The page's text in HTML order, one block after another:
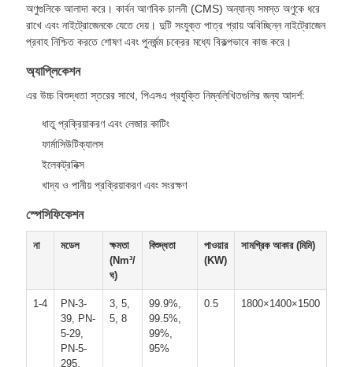
অণুগুলিকে আলাদা করে। কার্বন আণবিক চালনী (CMS) অন্যান্য সমস্ত অণুকে ধরে
রাখে এবং নাইট্রোজেনকে যেতে দেয়। দুটি সংযুক্ত পাত্র প্রায় অবিচ্ছিন্ন নাইট্রোজেন
প্রবাহ নিশ্চিত করতে শোষণ এবং পুনর্জন্ম চক্রের মধ্যে বিকল্পভাবে কাজ করে।
অ্যাপ্লিকেশন
এর উচ্চ বিশুদ্ধতা স্তরের সাথে, পিএসএ প্রযুক্তি নিম্নলিখিতগুলির জন্য আদর্শ:
ধাতু প্রক্রিয়াকরণ এবং লেজার কাটিং
ফার্মাসিউটিক্যালস
ইলেকট্রনিক্স
খাদ্য ও পানীয় প্রক্রিয়াকরণ এবং সংরক্ষণ
স্পেসিফিকেশন
না মডেল
ক্ষমতা
(Nm³/
ঘ)
বিশুদ্ধতা
পাওয়ার
(KW)
সামগ্রিক আকার (মিমি)
1-4
PN-3-
39, PN-
5-29,
PN-5-
295,
3, 5,
5, 8
99.9%,
99.5%,
99%,
95%
0.5 1800×1400×1500